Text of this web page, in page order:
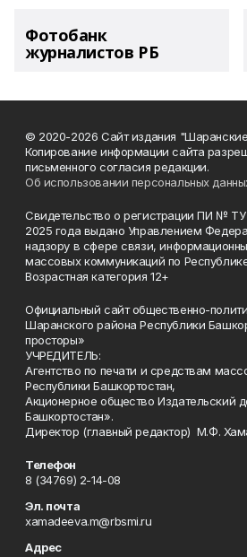
Фотобанк
журналистов РБ
© 2020-2026 Сайт издания
Копирование информации сайта
письменного согласия редакции.
Об использовании персональных
Свидетельство о регистрации ПИ № ТУ
2025 года выдано Управлением
надзору в сфере связи,
массовых коммуникаций по
Возрастная категория 12+
Официальный сайт общественно-
Шаранского района Республики
просторы»
УЧРЕДИТЕЛЬ:
Агентство по печати и средствам
Республики Башкортостан,
Акционерное общество Издательский
Башкортостан».
Директор (главный редактор) М.Ф.
Телефон
8 (34769) 2-14-08
Эл. почта
xamadeeva.m@rbsmi.ru
Адрес